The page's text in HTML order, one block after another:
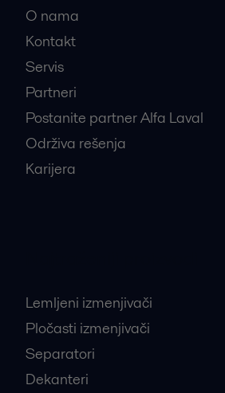
O nama
Kontakt
Servis
Partneri
Postanite partner Alfa Laval
Održiva rešenja
Karijera
Lemljeni izmenjivači
Pločasti izmenjivači
Separatori
Dekanteri